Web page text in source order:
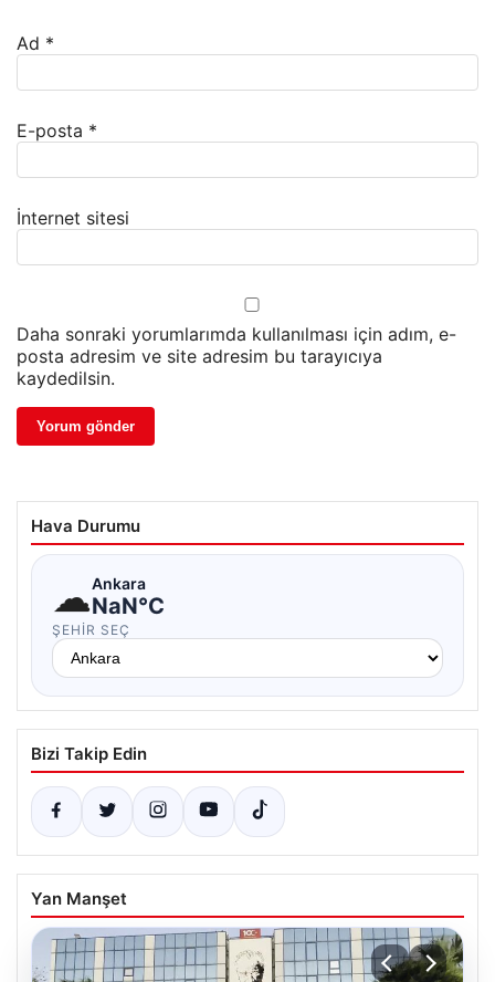
Ad *
E-posta *
İnternet sitesi
Daha sonraki yorumlarımda kullanılması için adım, e-
posta adresim ve site adresim bu tarayıcıya
kaydedilsin.
Hava Durumu
☁Ankara
NaN°C
ŞEHIR SEÇ
Bizi Takip Edin
Yan Manşet